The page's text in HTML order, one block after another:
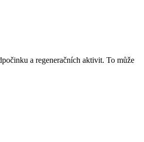
a regeneračních aktivit. To může